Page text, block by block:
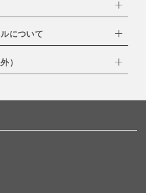
ただけます。
について
までにご連絡頂いた場合はキャン
望の商品のみ再度ご注文お願いしま
出来ない場合がございます。あらか
）